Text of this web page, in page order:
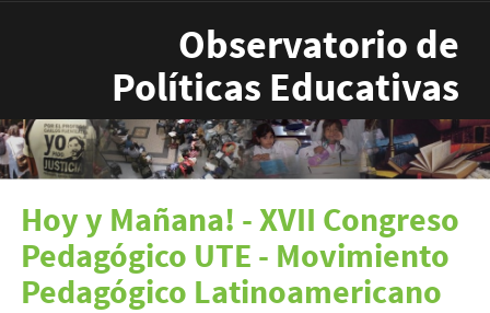
Observatorio de
Políticas Educativas
Hoy y Mañana! - XVII Congreso
Pedagógico UTE - Movimiento
Pedagógico Latinoamericano